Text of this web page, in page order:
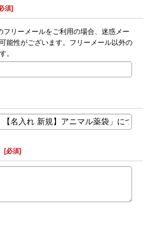
須]
フリーメールをご利用の場合、迷惑メー
能性がございます。フリーメール以外の
。
[必須]